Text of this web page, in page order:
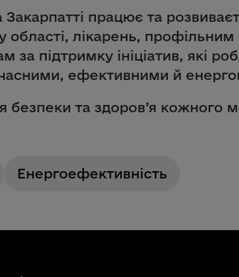
працює та
області, лікарень, профільним
за підтримку ініціатив, які
ефективними й
безпеки та здоров’я кожного
Енергоефективність